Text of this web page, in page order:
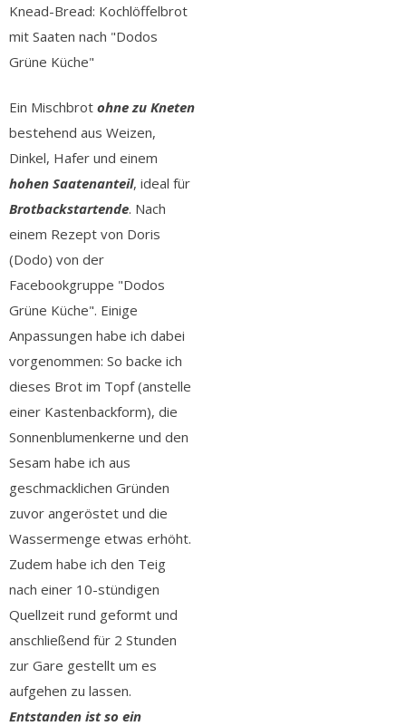
Knead-Bread: Kochlöffelbrot
mit Saaten nach "Dodos
Grüne Küche"
Ein Mischbrot ohne zu Kneten
bestehend aus Weizen,
Dinkel, Hafer und einem
hohen Saatenanteil, ideal für
Brotbackstartende. Nach
einem Rezept von Doris
(Dodo) von der
Facebookgruppe "Dodos
Grüne Küche". Einige
Anpassungen habe ich dabei
vorgenommen: So backe ich
dieses Brot im Topf (anstelle
einer Kastenbackform), die
Sonnenblumenkerne und den
Sesam habe ich aus
geschmacklichen Gründen
zuvor angeröstet und die
Wassermenge etwas erhöht.
Zudem habe ich den Teig
nach einer 10-stündigen
Quellzeit rund geformt und
anschließend für 2 Stunden
zur Gare gestellt um es
aufgehen zu lassen.
Entstanden ist so ein